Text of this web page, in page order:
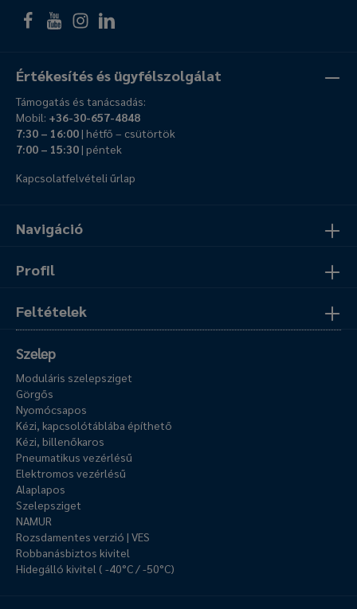
Navigáció
Profil
Feltételek
Értékesítés és ügyfélszolgálat
Támogatás és tanácsadás:
Mobil: +36-30-657-4848
7:30 – 16:00| hétfő – csütörtök
7:00 – 15:30| péntek
Kapcsolatfelvételi űrlap
Szelep
Moduláris szelepsziget
Görgős
Nyomócsapos
Kézi, kapcsolótáblába építhető
Kézi, billenőkaros
Pneumatikus vezérlésű
Elektromos vezérlésű
Alaplapos
Szelepsziget
NAMUR
Rozsdamentes verzió | VES
Robbanásbiztos kivitel
Hidegálló kivitel ( -40°C / -50°C)